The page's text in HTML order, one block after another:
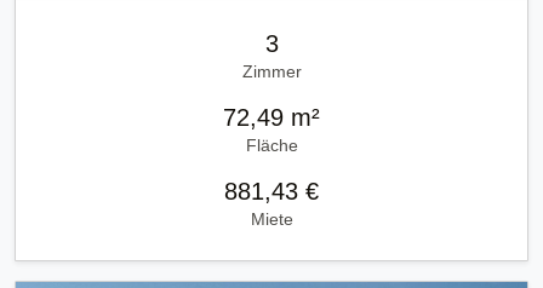
3
Zimmer
72,49 m²
Fläche
881,43 €
Miete